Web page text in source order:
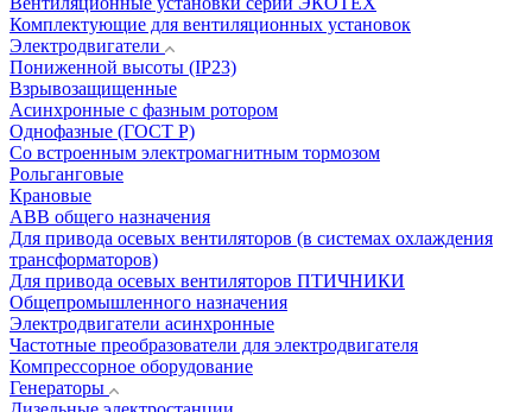
Комплектующие для вентиляционных установок
Электродвигатели
Пониженной высоты (IP23)
Взрывозащищенные
Асинхронные с фазным ротором
Однофазные (ГОСТ Р)
Со встроенным электромагнитным тормозом
Рольганговые
Крановые
АВВ общего назначения
Для привода осевых вентиляторов (в системах охлаждения
трансформаторов)
Для привода осевых вентиляторов ПТИЧНИКИ
Общепромышленного назначения
Электродвигатели асинхронные
Частотные преобразователи для электродвигателя
Компрессорное оборудование
Генераторы